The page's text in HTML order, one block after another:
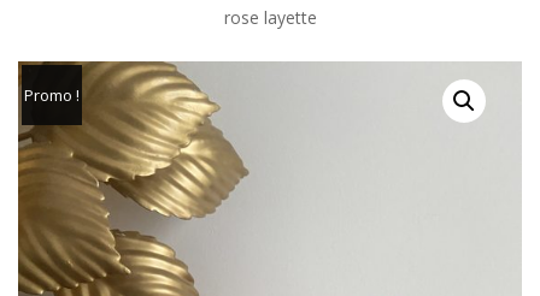
rose layette
Promo !